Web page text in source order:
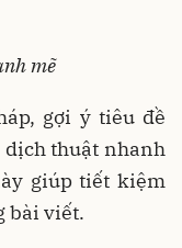
mẽ
gợi ý tiêu đề
thuật nhanh
giúp tiết kiệm
bài viết.